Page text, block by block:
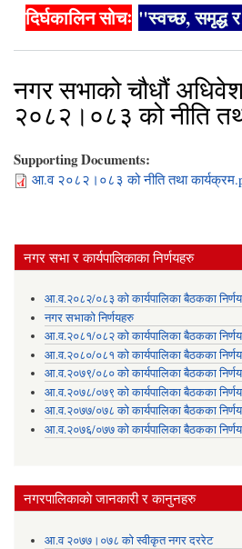
दिर्घकालिन सोचः "स्वच्छ, समृद्ध
नगर सभाको चौधौं
२०८२।०८३ को नीति
Supporting Documents:
आ.व २०८२।०८३ को नीति तथा
नगर सभा र कार्यपालिकाका निर्णयहरु
आ.व.२०८२/०८३ को कार्यपालिका बैठकका
नगर सभाको निर्णयहरु
आ.व.२०८१/०८२ को कार्यपालिका बैठकका
आ.व.२०८०/०८१ को कार्यपालिका बैठकका
आ.व.२०७९/०८० को कार्यपालिका बैठकका
आ.व.२०७८/०७९ को कार्यपालिका बैठकका
आ.व.२०७७/०७८ को कार्यपालिका बैठकका
आ.व.२०७६/०७७ को कार्यपालिका बैठकका
नगरपालिकाकाे जानकारी र कानुनहरु
आ.व २०७७।०७८ को स्वीकृत नगर दररेट